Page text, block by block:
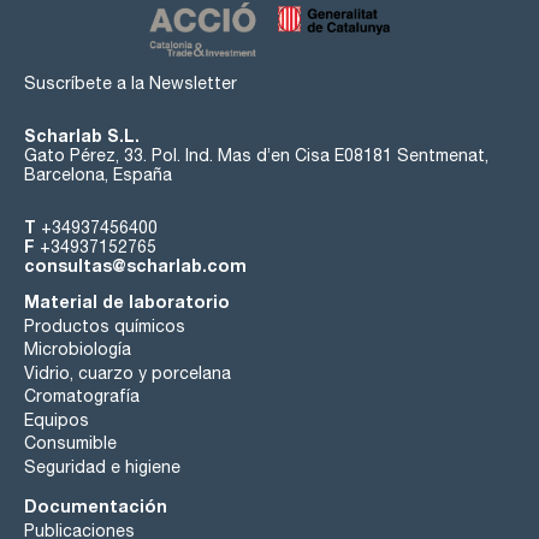
Suscríbete a la Newsletter
Scharlab S.L.
Gato Pérez, 33. Pol. Ind. Mas d’en Cisa E08181 Sentmenat,
Barcelona, España
T +34937456400
F +34937152765
consultas@scharlab.com
Material de laboratorio
Productos químicos
Microbiología
Vidrio, cuarzo y porcelana
Cromatografía
Equipos
Consumible
Seguridad e higiene
Documentación
Publicaciones